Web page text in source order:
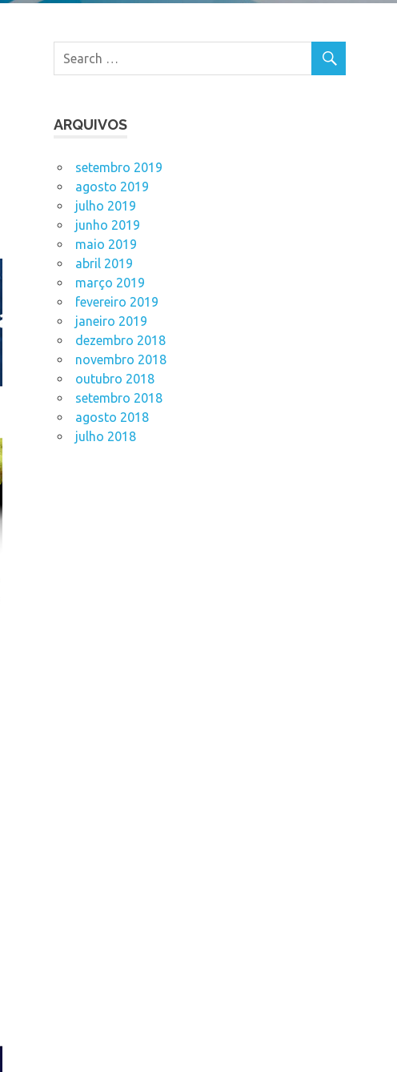
ARQUIVOS
setembro 2019
agosto 2019
julho 2019
junho 2019
maio 2019
abril 2019
março 2019
fevereiro 2019
janeiro 2019
dezembro 2018
novembro 2018
outubro 2018
setembro 2018
agosto 2018
julho 2018